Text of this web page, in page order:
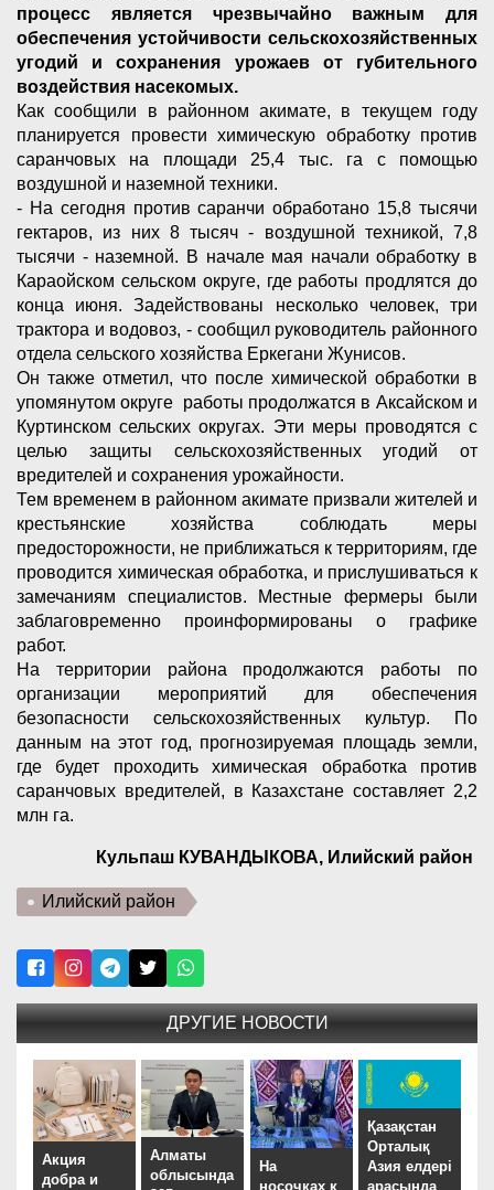
процесс является чрезвычайно важным для
обеспечения устойчивости сельскохозяйственных
угодий и сохранения урожаев от губительного
воздействия насекомых.
Как сообщили в районном акимате, в текущем году
планируется провести химическую обработку против
саранчовых на площади 25,4 тыс. га с помощью
воздушной и наземной техники.
- На сегодня против саранчи обработано 15,8 тысячи
гектаров, из них 8 тысяч - воздушной техникой, 7,8
тысячи - наземной. В начале мая начали обработку в
Караойском сельском округе, где работы продлятся до
конца июня. Задействованы несколько человек, три
трактора и водовоз, - сообщил руководитель районного
отдела сельского хозяйства Еркегани Жунисов.
Он также отметил, что после химической обработки в
упомянутом округе работы продолжатся в Аксайском и
Куртинском сельских округах. Эти меры проводятся с
целью защиты сельскохозяйственных угодий от
вредителей и сохранения урожайности.
Тем временем в районном акимате призвали жителей и
крестьянские хозяйства соблюдать меры
предосторожности, не приближаться к территориям, где
проводится химическая обработка, и прислушиваться к
замечаниям специалистов. Местные фермеры были
заблаговременно проинформированы о графике
работ.
На территории района продолжаются работы по
организации мероприятий для обеспечения
безопасности сельскохозяйственных культур. По
данным на этот год, прогнозируемая площадь земли,
где будет проходить химическая обработка против
саранчовых вредителей, в Казахстане составляет 2,2
млн га.
Кульпаш КУВАНДЫКОВА, Илийский район
Илийский район
ДРУГИЕ НОВОСТИ
Акция
добра и
Алматы
облысында
На
носочках к
Қазақстан
Орталық
Азия елдері
арасында